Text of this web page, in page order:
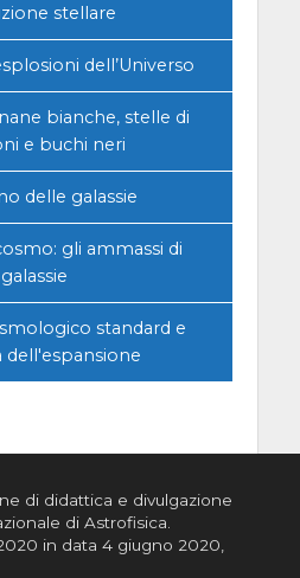
stellare
dell’Universo
bianche, stelle di
e buchi neri
delle galassie
gli ammassi di
galassie
standard e
dell'espansione
di didattica e divulgazione
di Astrofisica
in data 4 giugno 2020,